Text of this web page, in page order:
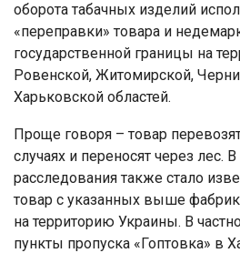
оборота табачных изделий
«переправки» товара и
государственной границы на
Ровенской, Житомирской,
Харьковской областей.
Проще говоря – товар
случаях и переносят через лес.
расследования также стало
товар с указанных выше
на территорию Украины. В
пункты пропуска «Гоптовка» в